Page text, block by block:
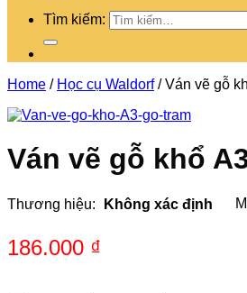
Tìm kiếm:
Home / Học cụ Waldorf/Ván vẽ gỗ
Ván vẽ gỗ khổ
Thương hiệu: Không xác định
186.000 ₫